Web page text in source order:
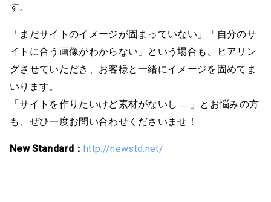
す。
「まだサイトのイメージが固まっていない」「自分のサ
イトに合う画像がわからない」という場合も、ヒアリン
グさせていただき、お客様と一緒にイメージを固めてま
いります。
「サイトを作りたいけど素材がないし……」とお悩みの方
も、ぜひ一度お問い合わせくださいませ！
New Standard：http://newstd.net/